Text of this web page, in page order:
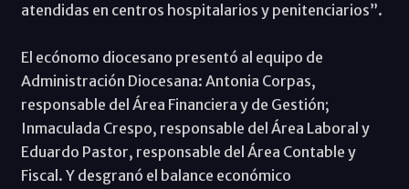
atendidas en centros hospitalarios y penitenciarios”.
El ecónomo diocesano presentó al equipo de
Administración Diocesana: Antonia Corpas,
responsable del Área Financiera y de Gestión;
Inmaculada Crespo, responsable del Área Laboral y
Eduardo Pastor, responsable del Área Contable y
Fiscal. Y desgranó el balance económico